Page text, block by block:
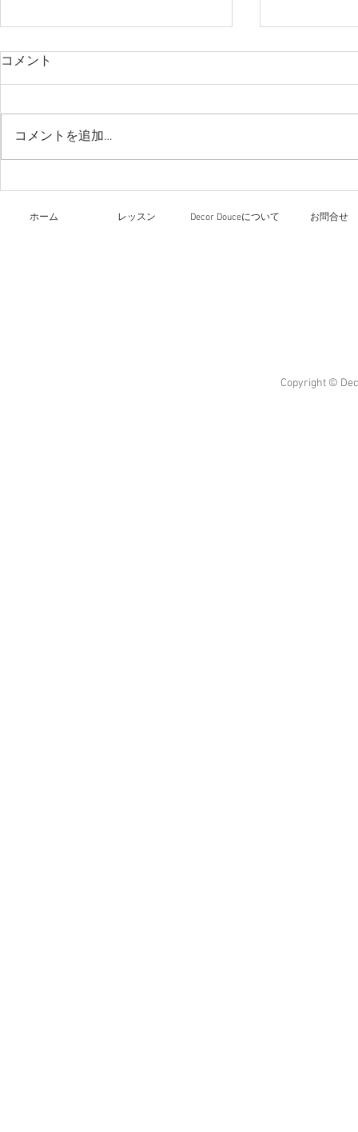
リーガロイヤルホテル大阪
コメント
コメントを追加…
ホーム レッスン Decor Douceについて お問合せ
Copyright ©